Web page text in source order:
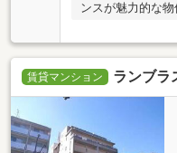
ンスが魅力的な物
賃貸マンション ランブラ